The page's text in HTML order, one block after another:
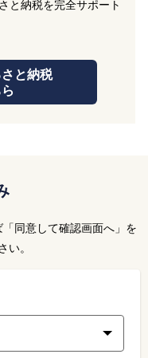
と納税を完全サポート
と納税
同意して確認画面へ」を
い。